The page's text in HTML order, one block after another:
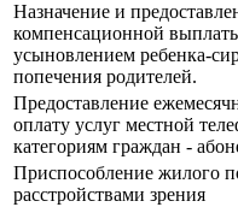
Назначение и
компенсационной
усыновлением ребенка-
попечения родителей.
Предоставление
оплату услуг местной
категориям граждан -
Приспособление жилого
расстройствами зрения